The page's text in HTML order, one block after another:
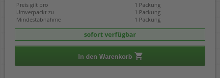
Preis gilt pro
1 Packung
Umverpackt zu
1 Packung
Mindestabnahme
1 Packung
sofort verfügbar
In den Warenkorb